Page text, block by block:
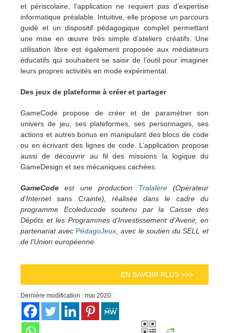
et périscolaire, l’application ne requiert pas d’expertise
informatique préalable. Intuitive, elle propose un parcours
guidé et un dispositif pédagogique complet permettant
une mise en œuvre très simple d’ateliers créatifs. Une
utilisation libre est également proposée aux médiateurs
éducatifs qui souhaitent se saisir de l’outil pour imaginer
leurs propres activités en mode expérimental.
Des jeux de plateforme à créer et partager
GameCode propose de créer et de paramétrer son
univers de jeu, ses plateformes, ses personnages, ses
actions et autres bonus en manipulant des blocs de code
ou en écrivant des lignes de code. L’application propose
aussi de découvrir au fil des missions la logique du
GameDesign et ses mécaniques cachées.
GameCode est une production Tralalère(Opérateur
d’Internet sans Crainte), réalisée dans le cadre du
programme Ecoleducode soutenu par la Caisse des
Dépôts et les Programmes d’Investissement d’Avenir, en
partenariat avecPédagoJeux , avec le soutien du SELL et
de l’Union européenne.
EN SAVOIR PLUS >>>
Dernière modification : mai 2020.